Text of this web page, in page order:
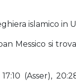
islamico in
Messico si trova
(Asser),